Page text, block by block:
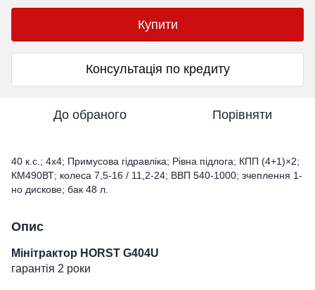
Купити
Консультація по кредиту
До обраного Порівняти
40 к.с.; 4х4; Примусова гідравліка; Рівна підлога; КПП (4+1)×2;
КМ490ВТ; колеса 7,5-16 / 11,2-24; ВВП 540-1000; зчеплення 1-
но дискове; бак 48 л.
Опис
Мінітрактор HORST G404U
гарантія 2 роки